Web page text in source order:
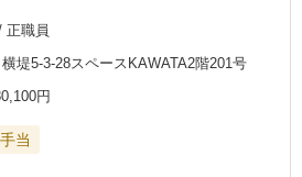
正職員
堤5-3-28スペースKAWATA2階201号
円
当